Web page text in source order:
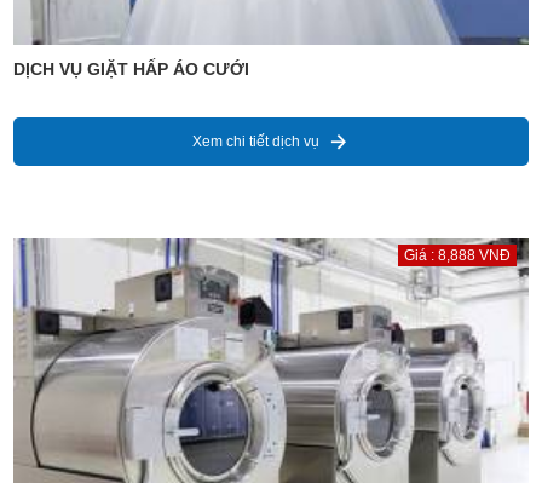
DỊCH VỤ GIẶT HẤP ÁO CƯỚI
Xem chi tiết dịch vụ
Giá : 8,888 VNĐ